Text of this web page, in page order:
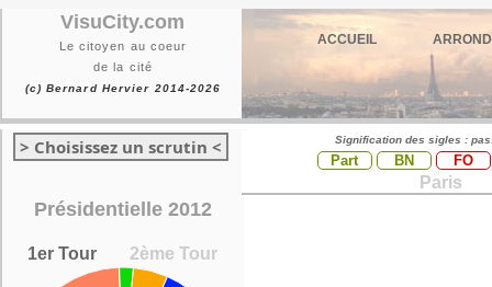
VisuCity.com
Le citoyen au coeur
de la cité
(c) Bernard Hervier 2014-2026
ACCUEIL
> Choisissez un scrutin <
Présidentielle 2012
1er Tour 2ème Tour
Signification des sigles :
Part BN FO
Paris